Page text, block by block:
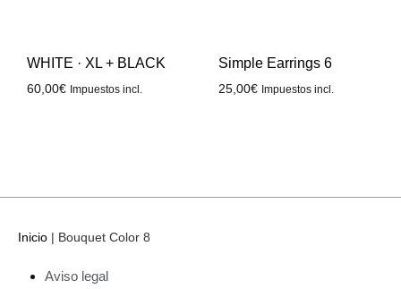
WHITE · XL + BLACK
60,00€ Impuestos incl.
Simple Earrings 6
25,00€ Impuestos incl.
Inicio | Bouquet Color 8
Aviso legal